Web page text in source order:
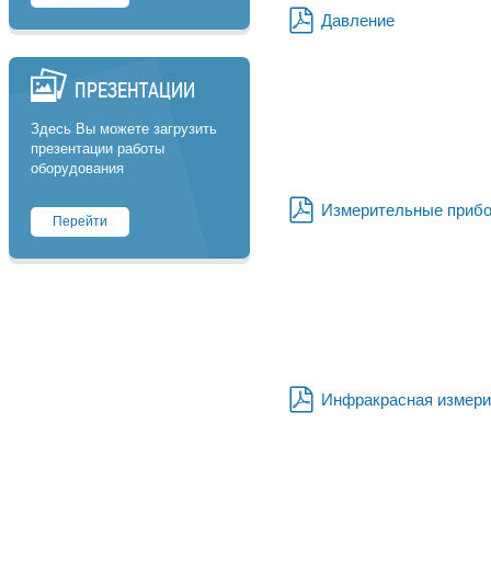
ПРЕЗЕНТАЦИИ
Здесь Вы можете загрузить
презентации работы
оборудования
Перейти
Давление
Измерительные
Инфракрасная